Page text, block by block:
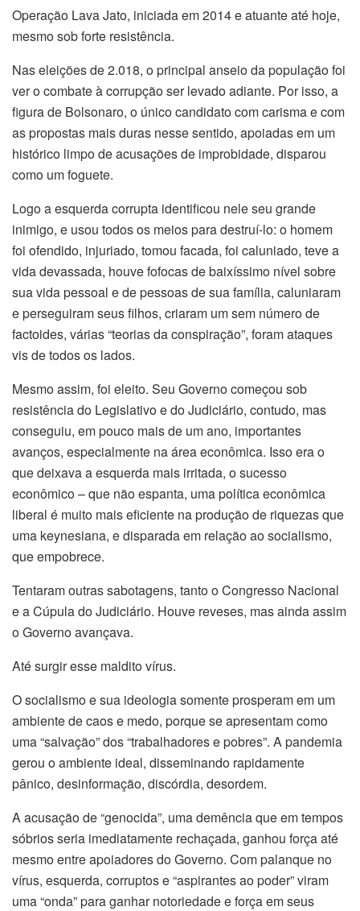
Operação Lava Jato, iniciada em 2014 e atuante até hoje,
mesmo sob forte resistência.
Nas eleições de 2.018, o principal anseio da população foi
ver o combate à corrupção ser levado adiante. Por isso, a
figura de Bolsonaro, o único candidato com carisma e com
as propostas mais duras nesse sentido, apoiadas em um
histórico limpo de acusações de improbidade, disparou
como um foguete.
Logo a esquerda corrupta identificou nele seu grande
inimigo, e usou todos os meios para destruí-lo: o homem
foi ofendido, injuriado, tomou facada, foi caluniado, teve a
vida devassada, houve fofocas de baixíssimo nível sobre
sua vida pessoal e de pessoas de sua família, caluniaram
e perseguiram seus filhos, criaram um sem número de
factoides, várias “teorias da conspiração”, foram ataques
vis de todos os lados.
Mesmo assim, foi eleito. Seu Governo começou sob
resistência do Legislativo e do Judiciário, contudo, mas
conseguiu, em pouco mais de um ano, importantes
avanços, especialmente na área econômica. Isso era o
que deixava a esquerda mais irritada, o sucesso
econômico – que não espanta, uma política econômica
liberal é muito mais eficiente na produção de riquezas que
uma keynesiana, e disparada em relação ao socialismo,
que empobrece.
Tentaram outras sabotagens, tanto o Congresso Nacional
e a Cúpula do Judiciário. Houve reveses, mas ainda assim
o Governo avançava.
Até surgir esse maldito vírus.
O socialismo e sua ideologia somente prosperam em um
ambiente de caos e medo, porque se apresentam como
uma “salvação” dos “trabalhadores e pobres”. A pandemia
gerou o ambiente ideal, disseminando rapidamente
pânico, desinformação, discórdia, desordem.
A acusação de “genocida”, uma demência que em tempos
sóbrios seria imediatamente rechaçada, ganhou força até
mesmo entre apoiadores do Governo. Com palanque no
vírus, esquerda, corruptos e “aspirantes ao poder” viram
uma “onda” para ganhar notoriedade e força em seus